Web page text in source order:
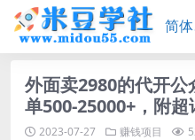
外面卖2980的代开
单500-25000+，附
2023-07-27 赚钱项目